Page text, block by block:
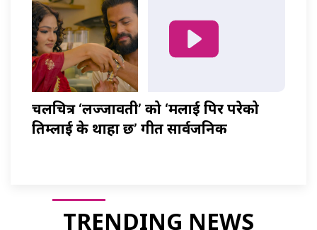
चलचित्र ‘लज्जावती’ को ‘मलाई पिर परेको
तिम्लाई के थाहा छ’ गीत सार्वजनिक
TRENDING NEWS